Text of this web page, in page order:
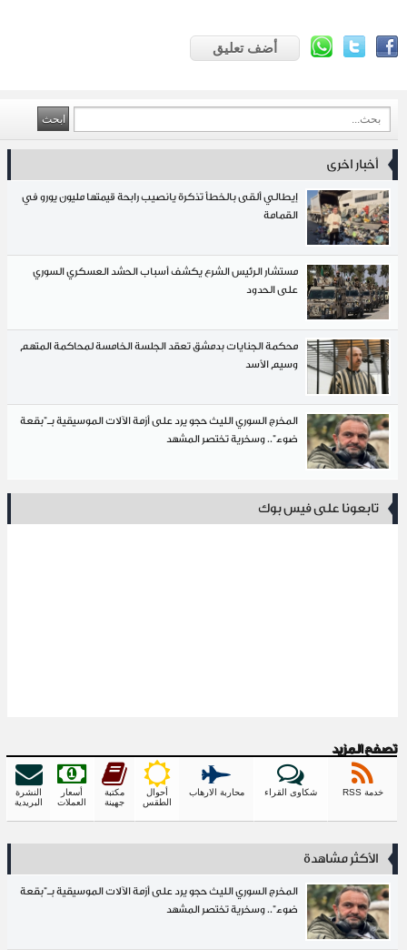
أضف تعليق
أخبار اخرى
إيطالي ألقى بالخطأ تذكرة يانصيب رابحة قيمتها مليون يورو في
القمامة
مستشار الرئيس الشرع يكشف أسباب الحشد العسكري السوري
على الحدود
محكمة الجنايات بدمشق تعقد الجلسة الخامسة لمحاكمة المتهم
وسيم الأسد
المخرج السوري الليث حجو يرد على أزمة الآلات الموسيقية بـ"بقعة
ضوء".. وسخرية تختصر المشهد
تابعونا على فيس بوك
تصفح المزيد
خدمة RSS شكاوى القراء محاربة الارهاب
أحوال
الطقس
مكتبة
جهينة
أسعار
العملات
النشرة
البريدية
الأكثر مشاهدة
المخرج السوري الليث حجو يرد على أزمة الآلات الموسيقية بـ"بقعة
ضوء".. وسخرية تختصر المشهد